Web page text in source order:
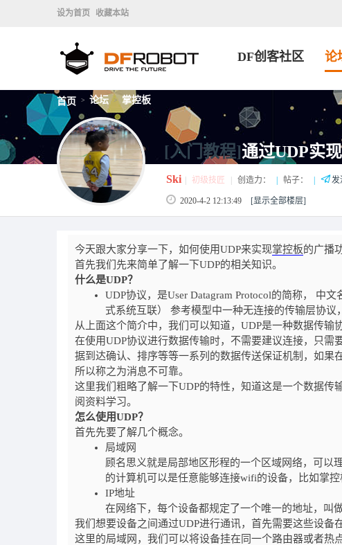
设为首页 收藏本站
DF创客社区 论
首页 > 论坛 > 掌控板
[入门教程]通过UDP实
Ski 初级技匠 创造力： 帖子： 发
2020-4-2 12:13:49 [显示全部楼层]
今天跟大家分享一下，如何使用UDP来实现掌控板的广播
首先我们先来简单了解一下UDP的相关知识。
什么是UDP？
UDP协议，是User Datagram Protocol的简称， 中
式系统互联） 参考模型中一种无连接的传输层协
从上面这个简介中，我们可以知道，UDP是一种数据传输
在使用UDP协议进行数据传输时，不需要建议连接，只
据到达确认、排序等等一系列的数据传送保证机制，如果
所以称之为消息不可靠。
这里我们粗略了解一下UDP的特性，知道这是一个数据
阅资料学习。
怎么使用UDP？
首先先要了解几个概念。
局域网
顾名思义就是局部地区形程的一个区域网络，可以
的计算机可以是任意能够连接wifi的设备，比如掌
IP地址
在网络下，每个设备都规定了一个唯一的地址，叫
我们想要设备之间通过UDP进行通讯，首先需要这些设
这里的局域网，我们可以将设备挂在同一个路由器或者热